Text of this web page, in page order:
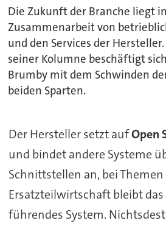
Die Zukunft der Branche liegt
Zusammenarbeit von
und den Services der
seiner Kolumne beschäftigt
Brumby mit dem Schwinden
beiden Sparten.
Der Hersteller setzt aufOpen
und bindet andere Systeme
Schnittstellen an, bei
Ersatzteilwirtschaft bleibt das
führendes System.